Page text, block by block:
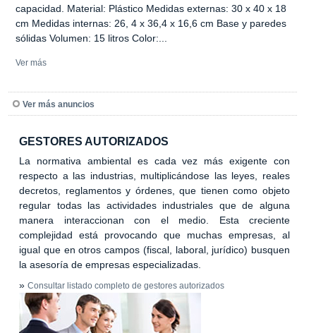
capacidad. Material: Plástico Medidas externas: 30 x 40 x 18
cm Medidas internas: 26, 4 x 36,4 x 16,6 cm Base y paredes
sólidas Volumen: 15 litros Color:...
Ver más
Ver más anuncios
GESTORES AUTORIZADOS
La normativa ambiental es cada vez más exigente con
respecto a las industrias, multiplicándose las leyes, reales
decretos, reglamentos y órdenes, que tienen como objeto
regular todas las actividades industriales que de alguna
manera interaccionan con el medio. Esta creciente
complejidad está provocando que muchas empresas, al
igual que en otros campos (fiscal, laboral, jurídico) busquen
la asesoría de empresas especializadas.
» Consultar listado completo de gestores autorizados